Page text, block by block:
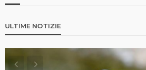
ULTIME NOTIZIE